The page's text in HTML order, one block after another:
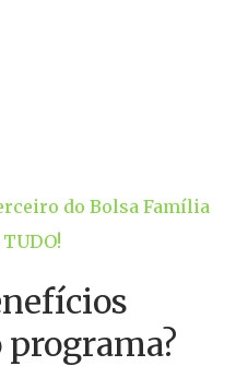
do Bolsa Família